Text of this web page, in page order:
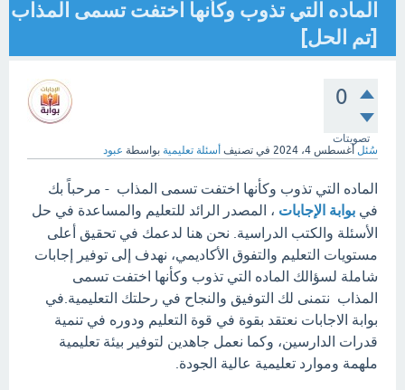
الماده التي تذوب وكأنها اختفت تسمى المذاب
[تم الحل]
0
تصويتات
سُئل أغسطس 4، 2024 في تصنيف أسئلة تعليمية بواسطة عبود
الماده التي تذوب وكأنها اختفت تسمى المذاب - مرحباً بك
في بوابة الإجابات ، المصدر الرائد للتعليم والمساعدة في حل
الأسئلة والكتب الدراسية. نحن هنا لدعمك في تحقيق أعلى
مستويات التعليم والتفوق الأكاديمي، نهدف إلى توفير إجابات
شاملة لسؤالك الماده التي تذوب وكأنها اختفت تسمى
المذاب نتمنى لك التوفيق والنجاح في رحلتك التعليمية.في
بوابة الاجابات نعتقد بقوة في قوة التعليم ودوره في تنمية
قدرات الدارسين، وكما نعمل جاهدين لتوفير بيئة تعليمية
ملهمة وموارد تعليمية عالية الجودة.